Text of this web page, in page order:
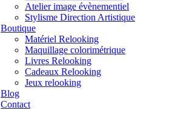
Atelier image évènementiel
Stylisme Direction Artistique
Boutique
Matériel Relooking
Maquillage colorimétrique
Livres Relooking
Cadeaux Relooking
Jeux relooking
Blog
Contact